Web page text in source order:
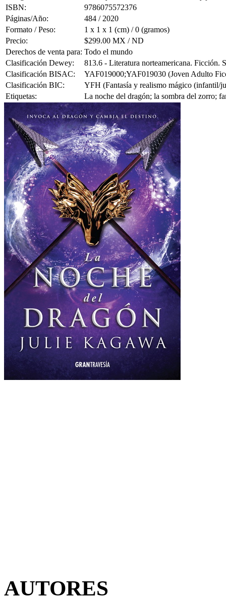
ISBN:
9786075572376
Páginas/Año:
484 / 2020
Formato / Peso:
1 x 1 x 1 (cm) / 0 (gramos)
Precio:
$299.00 MX / ND
Derechos de venta para: Todo el mundo
Clasificación Dewey:
813.6 - Literatura norteamericana. Ficción.
Clasificación BISAC:
YAF019000;YAF019030 (Joven Adulto
Clasificación BIC:
YFH (Fantasía y realismo mágico (infantil/
Etiquetas:
La noche del dragón; la sombra del zorro;
AUTORES